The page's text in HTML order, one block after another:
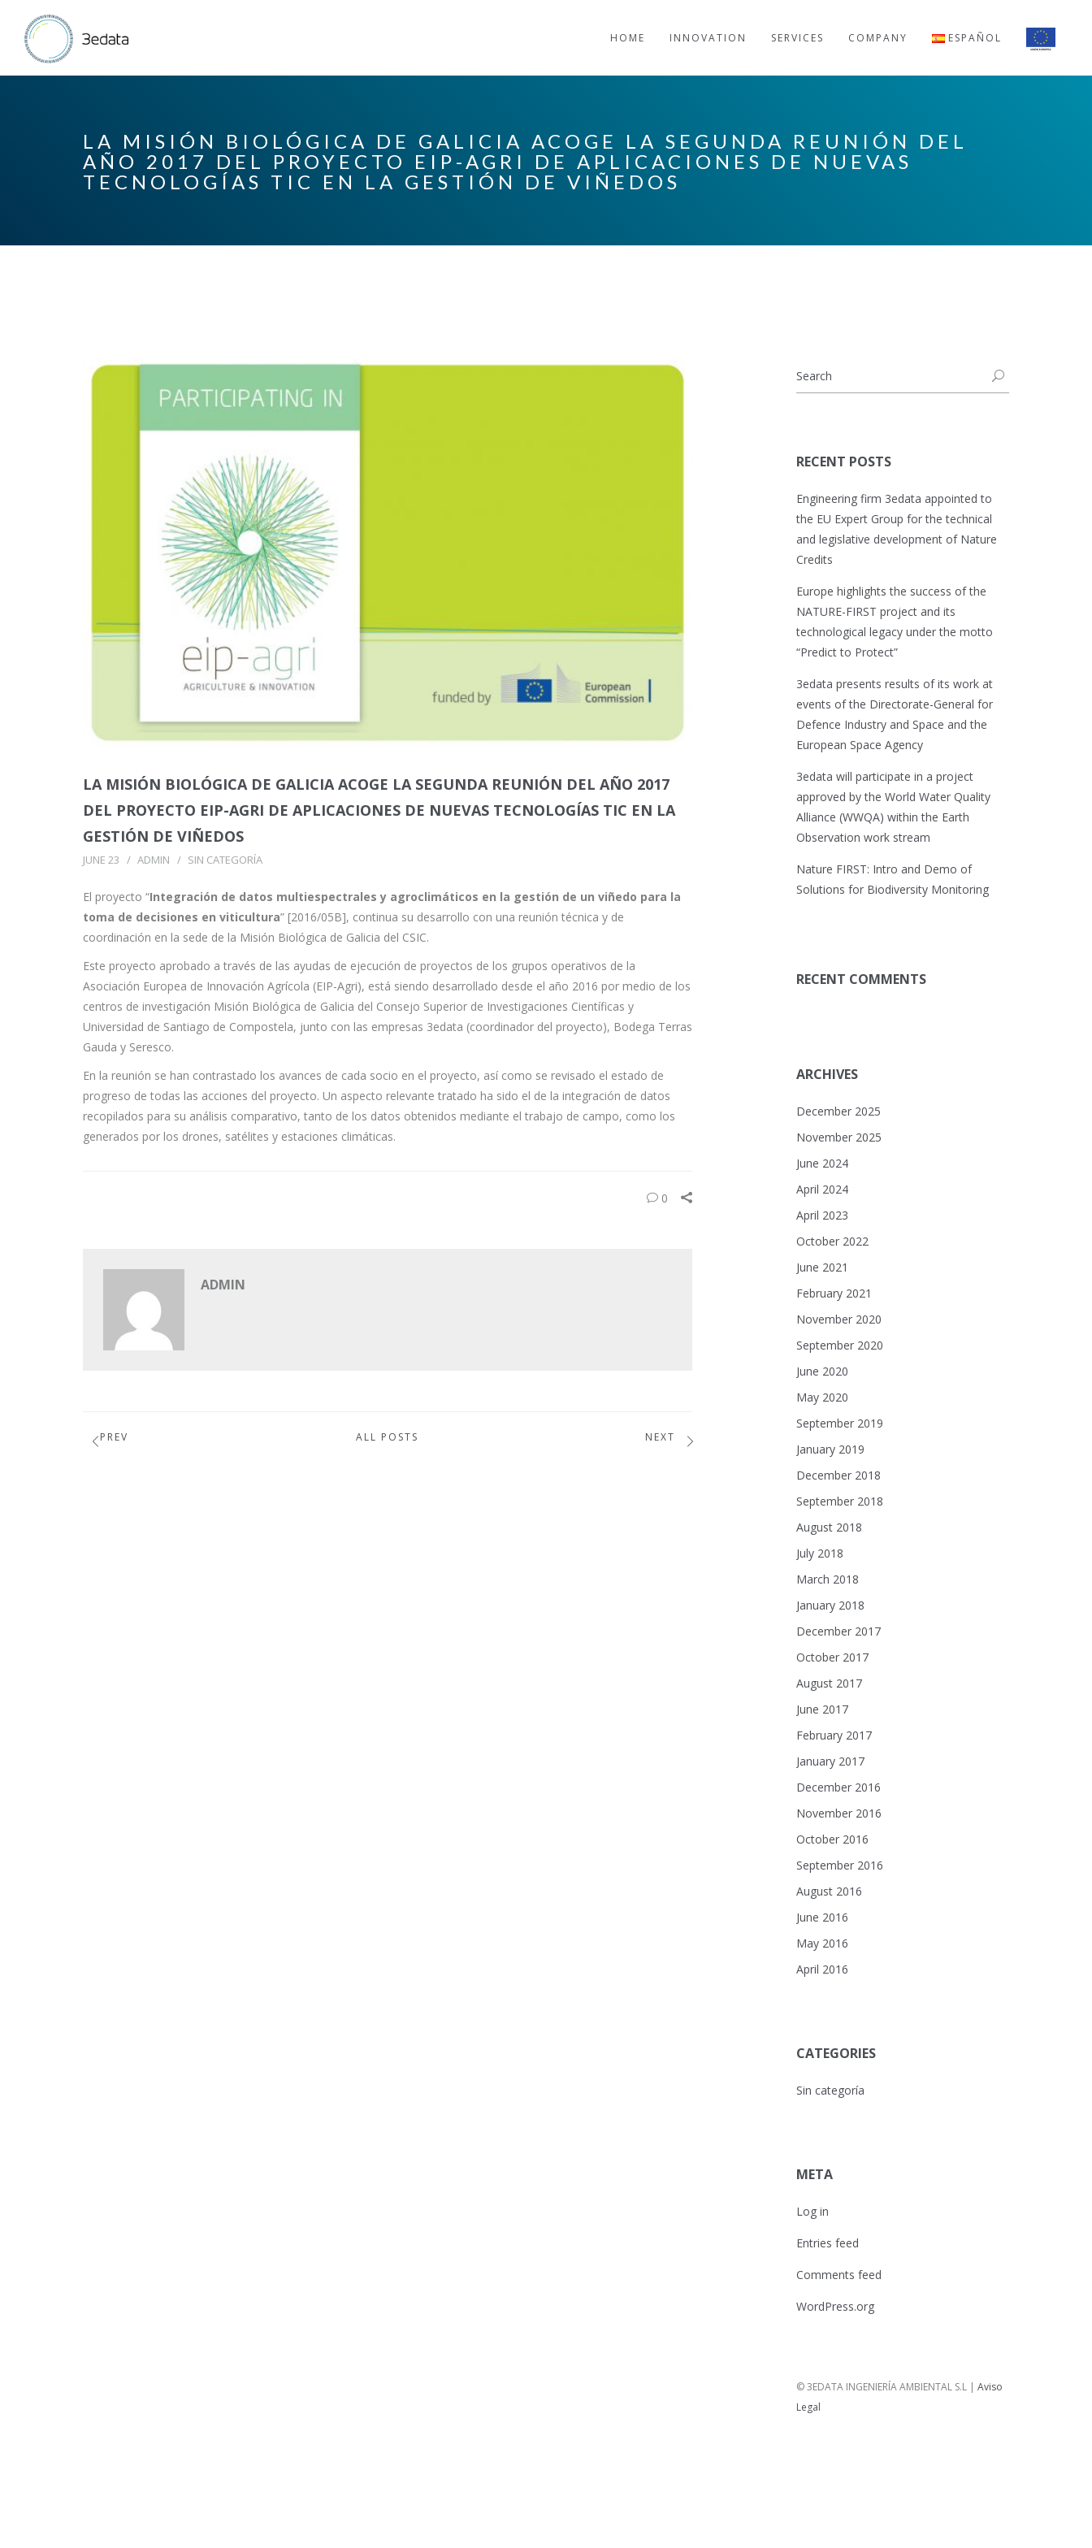
HOME INNOVATION SERVICES COMPANY ESPAÑOL
LA MISIÓN BIOLÓGICA DE GALICIA ACOGE LA SEGUNDA REUNIÓN DEL
AÑO 2017 DEL PROYECTO EIP-AGRI DE APLICACIONES DE NUEVAS
TECNOLOGÍAS TIC EN LA GESTIÓN DE VIÑEDOS
LA MISIÓN BIOLÓGICA DE GALICIA ACOGE LA SEGUNDA REUNIÓN DEL AÑO 2017
DEL PROYECTO EIP-AGRI DE APLICACIONES DE NUEVAS TECNOLOGÍAS TIC EN LA
GESTIÓN DE VIÑEDOS
JUNE 23 ADMIN SIN CATEGORÍA
El proyecto “Integración de datos multiespectrales y agroclimáticos en la gestión de un viñedo para la
toma de decisiones en viticultura” [2016/05B], continua su desarrollo con una reunión técnica y de
coordinación en la sede de la Misión Biológica de Galicia del CSIC.
Este proyecto aprobado a través de las ayudas de ejecución de proyectos de los grupos operativos de la
Asociación Europea de Innovación Agrícola (EIP-Agri), está siendo desarrollado desde el año 2016 por medio de los
centros de investigación Misión Biológica de Galicia del Consejo Superior de Investigaciones Científicas y
Universidad de Santiago de Compostela, junto con las empresas 3edata (coordinador del proyecto), Bodega Terras
Gauda y Seresco.
En la reunión se han contrastado los avances de cada socio en el proyecto, así como se revisado el estado de
progreso de todas las acciones del proyecto. Un aspecto relevante tratado ha sido el de la integración de datos
recopilados para su análisis comparativo, tanto de los datos obtenidos mediante el trabajo de campo, como los
generados por los drones, satélites y estaciones climáticas.
0
ADMIN
PREV ALL POSTS NEXT
RECENT POSTS
Engineering firm 3edata appointed to
the EU Expert Group for the technical
and legislative development of Nature
Credits
Europe highlights the success of the
NATURE-FIRST project and its
technological legacy under the motto
“Predict to Protect”
3edata presents results of its work at
events of the Directorate-General for
Defence Industry and Space and the
European Space Agency
3edata will participate in a project
approved by the World Water Quality
Alliance (WWQA) within the Earth
Observation work stream
Nature FIRST: Intro and Demo of
Solutions for Biodiversity Monitoring
RECENT COMMENTS
ARCHIVES
December 2025
November 2025
June 2024
April 2024
April 2023
October 2022
June 2021
February 2021
November 2020
September 2020
June 2020
May 2020
September 2019
January 2019
December 2018
September 2018
August 2018
July 2018
March 2018
January 2018
December 2017
October 2017
August 2017
June 2017
February 2017
January 2017
December 2016
November 2016
October 2016
September 2016
August 2016
June 2016
May 2016
April 2016
CATEGORIES
Sin categoría
META
Log in
Entries feed
Comments feed
WordPress.org
© 3EDATA INGENIERÍA AMBIENTAL S.L | Aviso
Legal